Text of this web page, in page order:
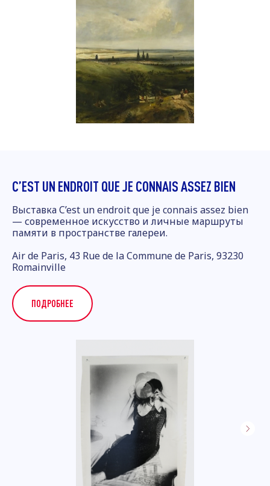
C’EST UN ENDROIT QUE JE CONNAIS ASSEZ BIEN
Выставка C’est un endroit que je connais assez bien
— современное искусство и личные маршруты
памяти в пространстве галереи.
Air de Paris, 43 Rue de la Commune de Paris, 93230
Romainville
ПОДРОБНЕЕ